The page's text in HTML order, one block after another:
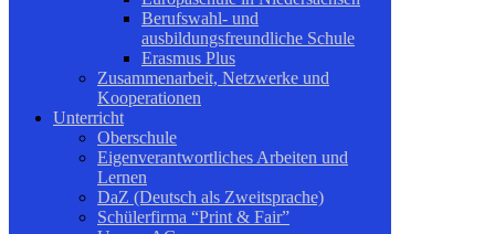
Berufswahl- und
ausbildungsfreundliche Schule
Erasmus Plus
Zusammenarbeit, Netzwerke und
Kooperationen
Unterricht
Oberschule
Eigenverantwortliches Arbeiten und
Lernen
DaZ (Deutsch als Zweitsprache)
Schülerfirma “Print & Fair”